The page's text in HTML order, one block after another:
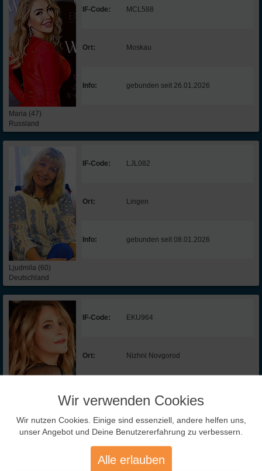
Maria (47)
Russland
IF-Code: MCL588
Ort: Moskau
Info: gebunden seit 26.01.2026
Ljudmila (60)
Deutschland
IF-Code: LJL082
Ort: Lingen
Info: gebunden seit 08.01.2026
Ekaterina (53)
Russland
IF-Code: EKU964
Ort: Nizhni Novgorod
gebunden seit 01.01.2026
Wir verwenden Cookies
Wir nutzen Cookies. Einige sind essenziell, andere helfen uns,
unser Angebot und Deine Benutzererfahrung zu verbessern.
Alle erlauben